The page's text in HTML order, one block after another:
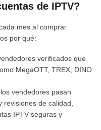
de IPTV?
mes al comprar
por qué:
verificados que
MegaOTT, TREX, DINO
vendedores pasan
de calidad,
IPTV seguras y